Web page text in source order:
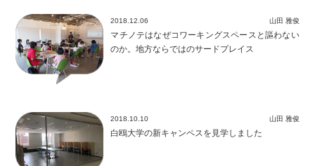
2018.12.06
マチノテはなぜコワーキングスペースと謳わない
のか。地方ならではのサードプレイス
山田 雅俊
2018.10.10
白鴎大学の新キャンペスを見学しました
山田 雅俊